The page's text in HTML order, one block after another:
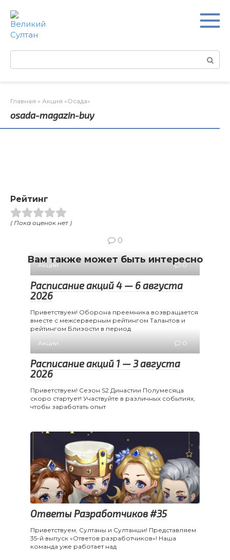
контенту
Поиск:
Главная » Акция «Осада»
osada-magazin-buy
Рейтинг
( Пока оценок нет )
0
Вам также может быть интересно
Акции 0
Расписание акций 4 — 6 августа
2026
Приветствуем! Оборона преемника возвращается
вместе с межсерверным рейтингом Талантов и
рейтингом Близости в период
Акции
0
Расписание акций 1 — 3 августа
2026
Приветствуем! Сезон S2 Династии Полумесяца
скоро стартует! Участвуйте в различных событиях,
чтобы заработать опыт
Новости 0
Ответы Разработчиков #35
Приветствуем, Султаны и Султанши! Представляем
35-й выпуск «Ответов разработчиков»! Наша
команда уже работает над